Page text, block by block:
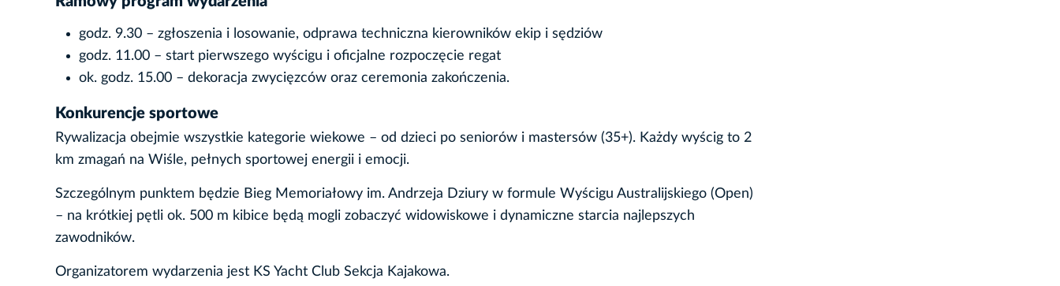
godz. 9.30 – zgłoszenia i losowanie, odprawa techniczna kierowników ekip i sędziów
godz. 11.00 – start pierwszego wyścigu i oficjalne rozpoczęcie regat
ok. godz. 15.00 – dekoracja zwycięzców oraz ceremonia zakończenia.
Konkurencje sportowe
Rywalizacja obejmie wszystkie kategorie wiekowe – od dzieci po seniorów i mastersów (35+). Każdy wyścig to 2
km zmagań na Wiśle, pełnych sportowej energii i emocji.
Szczególnym punktem będzie Bieg Memoriałowy im. Andrzeja Dziury w formule Wyścigu Australijskiego (Open)
– na krótkiej pętli ok. 500 m kibice będą mogli zobaczyć widowiskowe i dynamiczne starcia najlepszych
zawodników.
Organizatorem wydarzenia jest KS Yacht Club Sekcja Kajakowa.